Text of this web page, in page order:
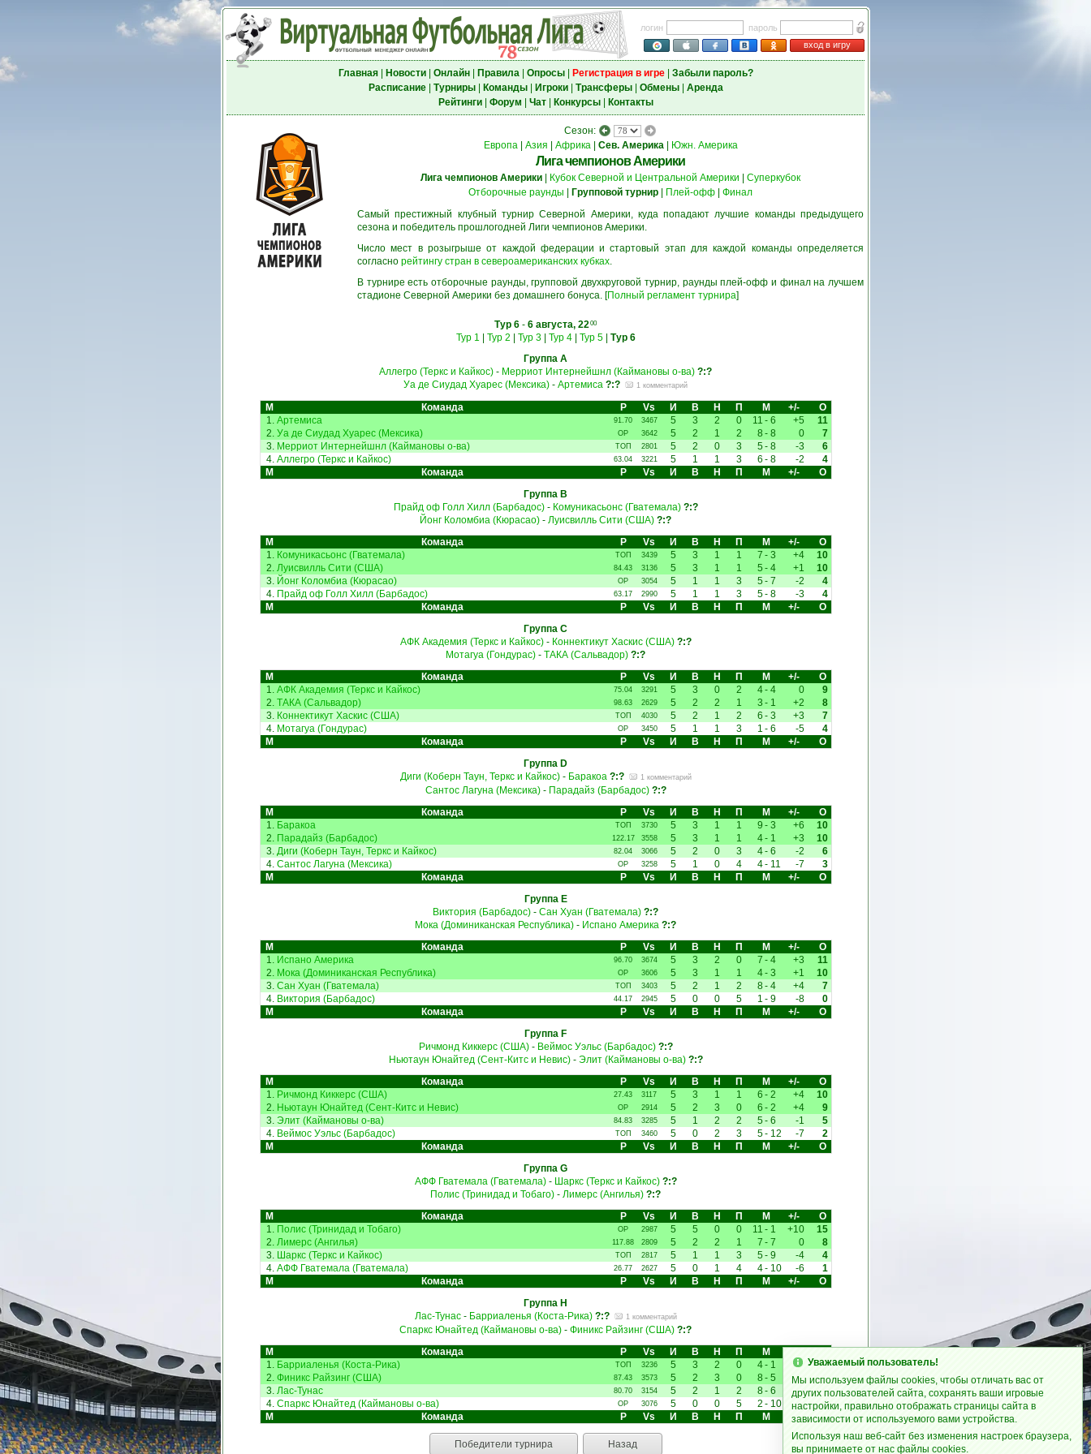
логин
пароль
вход в игру
Главная| Новости| Онлайн| Правила| Опросы| Регистрация в игре| Забыли пароль?
Расписание| Турниры| Команды| Игроки| Трансферы| Обмены| Аренда
Рейтинги| Форум Чат| Конкурсы| Контакты
Сезон:
Европа| Азия Африка| Сев. Америка| Южн. Америка
Лига чемпионов Америки
Лига чемпионов Америки Кубок Северной и Центральной Америки
Суперкубок
Отборочные раунды
Групповой турнир Плей-офф
Финал
Самый престижный клубный турнир Северной Америки, куда попадают лучшие команды предыдущего
сезона и победитель прошлогодней Лиги чемпионов Америки.
Число мест в розыгрыше от каждой федерации и стартовый этап для каждой команды определяется
согласно рейтингу стран в североамериканских кубках.
В турнире есть отборочные раунды, групповой двухкруговой турнир, раунды плей-офф и финал на лучшем
стадионе Северной Америки без домашнего бонуса. [Полный регламент турнира]
Тур 6 - 6 августа, 2200
Тур 1 Тур 2 Тур 3| Тур 4| Тур 5| Тур 6
Группа A
Аллегро (Теркс и Кайкос) - Мерриот Интернейшнл (Каймановы о-ва) ?:?
Уа де Сиудад Хуарес (Мексика) - Артемиса ?:? 1 комментарий
М Команда Р Vs И В Н П М +/-
О
1. Артемиса 91.70 3467 5 3 2 0 11 - 6 +5
11
2. Уа де Сиудад Хуарес (Мексика) ОР 3642 5 2 1 2 8 - 8 0
7
3. Мерриот Интернейшнл (Каймановы о-ва) ТОП 2801 5 2 0 3 5 - 8 -3
6
4. Аллегро (Теркс и Кайкос) 63.04 3221 5 1 1 3 6 - 8 -2
4
М
Команда Р Vs И В Н П М +/-
О
Группа B
Прайд оф Голл Хилл (Барбадос)- Комуникасьонс (Гватемала) ?:?
Йонг Коломбиа (Кюрасао) - Луисвилль Сити (США) ?:?
М
Команда Р Vs И В Н П М +/-
О
1. Комуникасьонс (Гватемала) ТОП 3439 5 3 1 1 7 - 3 +4
10
2. Луисвилль Сити (США) 84.43 3136 5 3 1 1 5 - 4 +1
10
3. Йонг Коломбиа (Кюрасао) ОР 3054 5 1 1 3 5 - 7 -2
4
4. Прайд оф Голл Хилл (Барбадос) 63.17 2990 5 1 1 3 5- 8 -3
4
М
Команда Р Vs И В Н П М +/-
О
Группа C
АФК Академия (Теркс и Кайкос)- Коннектикут Хаскис (США) ?:?
Мотагуа (Гондурас) - ТАКА (Сальвадор) ?:?
М
Команда Р Vs И В Н П М +/-
О
1. АФК Академия (Теркс и Кайкос) 75.04 3291 5 3 0 2 4- 4 0
9
2. ТАКА (Сальвадор) 98.63 2629 5 2 2 1 3 - 1 +2
8
3. Коннектикут Хаскис (США) ТОП 4030 5 2 1 2 6 - 3 +3
7
4. Мотагуа (Гондурас) ОР 3450 5 1 1 3 1 - 6 -5
4
М
Команда Р Vs И В Н П М +/-
О
Группа D
Диги (Коберн Таун, Теркс и Кайкос)- Баракоа ?:? 1 комментарий
Сантос Лагуна (Мексика)- Парадайз (Барбадос) ?:?
М
Команда Р Vs И В Н П М +/-
О
1. Баракоа ТОП 3730 5 3 1 1 9 - 3 +6
10
2. Парадайз (Барбадос) 122.17 3558 5 3 1 1 4- 1 +3
10
3. Диги (Коберн Таун, Теркс и Кайкос) 82.04 3066 5 2 0 3 4- 6 -2
6
4. Сантос Лагуна (Мексика) ОР 3258 5 1 0 4 4- 11 -7
3
М
Команда Р Vs И В Н П М +/-
О
Группа E
Виктория (Барбадос) - Сан Хуан (Гватемала) ?:?
Мока (Доминиканская Республика) - Испано Америка ?:?
М
Команда Р Vs И В Н П М +/-
О
1. Испано Америка 96.70 3674 5 3 2 0 7 - 4 +3
11
2. Мока (Доминиканская Республика) ОР 3606 5 3 1 1 4- 3 +1
10
3. Сан Хуан (Гватемала) ТОП 3403 5 2 1 2 8- 4 +4
7
4. Виктория (Барбадос) 44.17 2945 5 0 0 5 1 - 9 -8
0
М
Команда Р Vs И В Н П М +/-
О
Группа F
Ричмонд Киккерс (США)- Веймос Уэльс (Барбадос) ?:?
Ньютаун Юнайтед (Сент-Китс и Невис)- Элит (Каймановы о-ва) ?:?
М
Команда Р Vs И В Н П М +/-
О
1. Ричмонд Киккерс (США) 27.43 3117 5 3 1 1 6 - 2 +4
10
2. Ньютаун Юнайтед (Сент-Китс и Невис) ОР 2914 5 2 3 0 6 - 2 +4
9
3. Элит (Каймановы о-ва) 84.83 3285 5 1 2 2 5 - 6 -1
5
4. Веймос Уэльс (Барбадос) ТОП 3460 5 0 2 3 5- 12 -7
2
М
Команда Р Vs И В Н П М +/-
О
Группа G
АФФ Гватемала (Гватемала)- Шаркс (Теркс и Кайкос) ?:?
Полис (Тринидад и Тобаго) - Лимерс (Ангилья) ?:?
М
Команда Р Vs И В Н П М +/-
О
1. Полис (Тринидад и Тобаго) ОР 2987 5 5 0 0 11 - 1 +10
15
2. Лимерс (Ангилья) 117.88 2809 5 2 2 1 7 - 7 0
8
3. Шаркс (Теркс и Кайкос) ТОП 2817 5 1 1 3 5 - 9 -4
4
4. АФФ Гватемала (Гватемала) 26.77 2627 5 0 1 4 4- 10 -6
1
М
Команда Р Vs И В Н П М +/-
О
Группа H
Лас-Тунас- Барриаленья (Коста-Рика) ?:? 1 комментарий
Спаркс Юнайтед (Каймановы о-ва) - Финикс Райзинг (США) ?:?
М
Команда Р Vs И В Н П М
1. Барриаленья (Коста-Рика) ТОП 3236 5 3 2 0 4- 1 +3
11
2. Финикс Райзинг (США) 87.43 3573 5 2 3 0 8 - 5 +3
9
3. Лас-Тунас 80.70 3154 5 2 1 2 8- 6 +2
7
4. Спаркс Юнайтед (Каймановы о-ва) ОР 3076 5 0 0 5 2 - 10 -8
0
М
Команда Р Vs И В Н П М +/- О
Победители турнира Назад
Уважаемый пользователь!
Мы используем файлы cookies, чтобы отличать вас от
других пользователей сайта, сохранять ваши игровые
настройки, правильно отображать страницы сайта в
зависимости от используемого вами устройства.
Используя наш веб-сайт без изменения настроек браузера,
вы принимаете от нас файлы cookies.